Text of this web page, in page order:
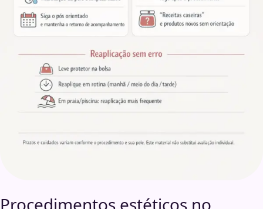
Procedimentos estéticos no